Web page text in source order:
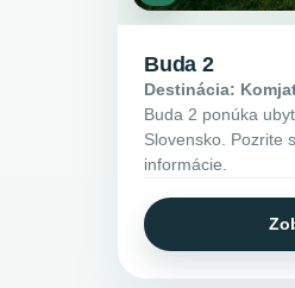
Buda 2
Destinácia:
Buda 2 ponúka
Slovensko. Pozrite
informácie.